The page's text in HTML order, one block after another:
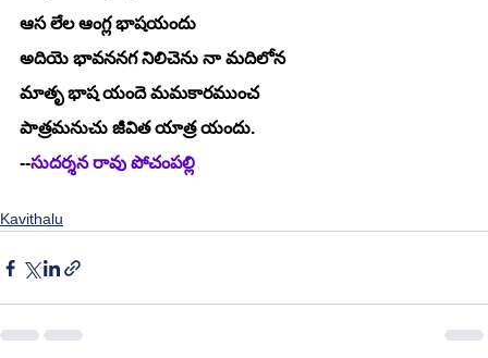
ఆస లేల ఆంగ్ల భాషయందు
అదియె భావననగ నిలిచెను నా మదిలోన
మాతృ భాష యందె మమకారముంచ
పాత్రమనుచు జీవిత యాత్ర యందు.
--సుదర్శన రావు పోచంపల్లి
Kavithalu